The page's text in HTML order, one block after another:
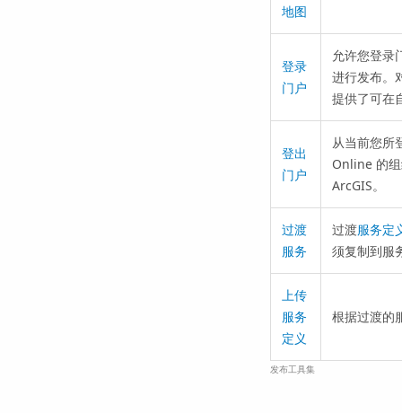
地图
登录
门户
允许您登录
进行发布。
提供了可在
登出
门户
从当前您所
Online 的
ArcGIS。
过渡
服务
过渡服务定
须复制到服
上传
服务
定义
根据过渡的
发布工具集